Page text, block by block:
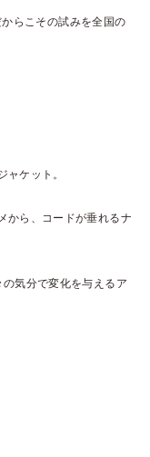
らこその試みを全国の
ャケット。
から、コードが垂れるナ
気分で変化を与えるア